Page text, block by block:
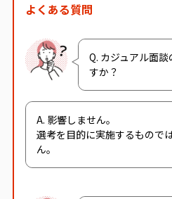
よくある質問
Q. カジュアル面
すか？
A. 影響しません。
選考を目的に実施するもので
ん。